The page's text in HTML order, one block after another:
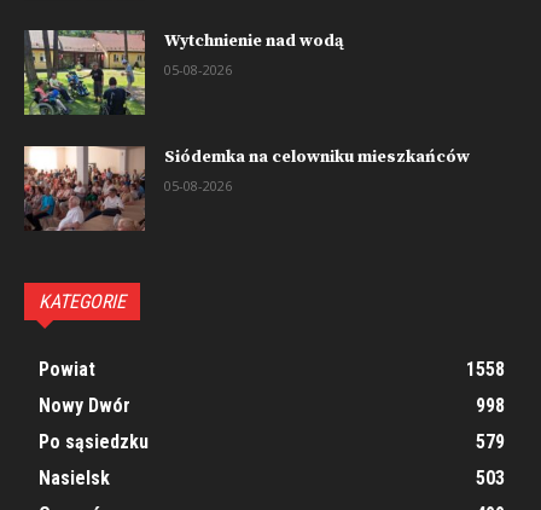
Wytchnienie nad wodą
05-08-2026
Siódemka na celowniku mieszkańców
05-08-2026
KATEGORIE
Powiat
1558
Nowy Dwór
998
Po sąsiedzku
579
Nasielsk
503